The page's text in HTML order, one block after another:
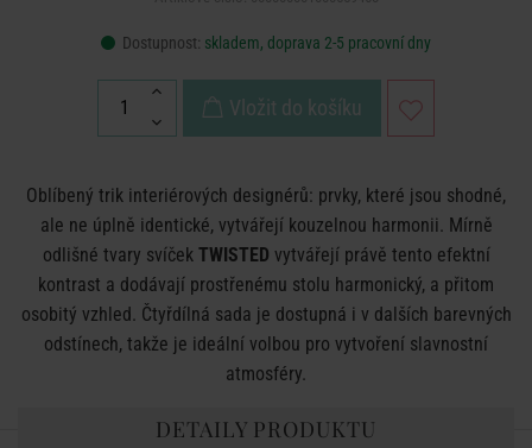
Dostupnost: skladem, doprava 2-5 pracovní dny
Vložit do košíku
Oblíbený trik interiérových designérů: prvky, které jsou shodné,
ale ne úplně identické, vytvářejí kouzelnou harmonii. Mírně
odlišné tvary svíček TWISTED vytvářejí právě tento efektní
kontrast a dodávají prostřenému stolu harmonický, a přitom
osobitý vzhled. Čtyřdílná sada je dostupná i v dalších barevných
odstínech, takže je ideální volbou pro vytvoření slavnostní
atmosféry.
DETAILY PRODUKTU